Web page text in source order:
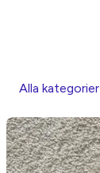
Alla kategorier